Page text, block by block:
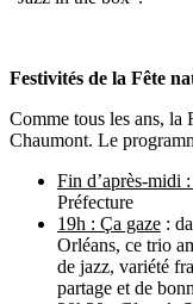
Festivités de la Fête
Comme tous les ans, la
Chaumont. Le
Fin d’après-midi
Préfecture
19h : Ça gaze :
Orléans, ce trio
de jazz, variété
partage et de